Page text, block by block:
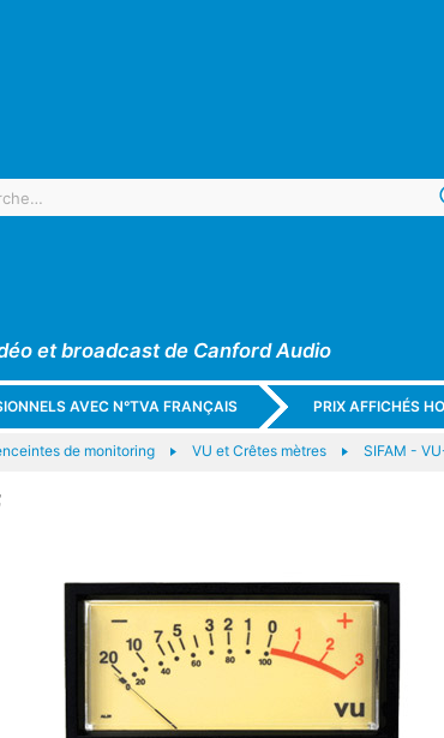
et broadcast de Canford Audio
AVEC N°TVA FRANÇAIS PRIX AFFICHÉS
de monitoring VU et Crêtes mètres SIFAM -